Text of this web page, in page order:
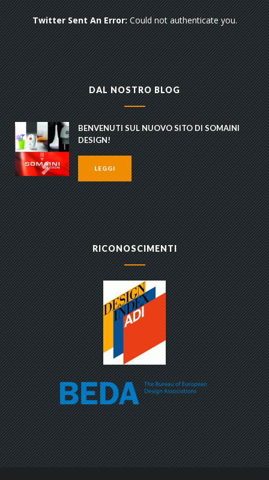
Twitter Sent An Error:Could not authenticate you.
DAL NOSTRO BLOG
BENVENUTI SUL NUOVO SITO DI SOMAINI
DESIGN!
LEGGI
RICONOSCIMENTI